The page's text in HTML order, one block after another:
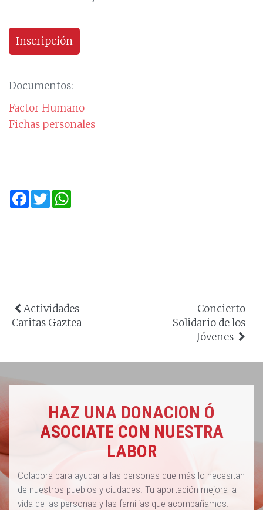
Inscripción
Documentos:
Factor Humano
Fichas personales
Facebook
Twitter
Actividades
Caritas Gaztea
Concierto
Solidario de los
Jóvenes
HAZ UNA DONACION Ó
ASOCIATE CON NUESTRA
LABOR
Colabora para ayudar a las personas que más lo necesitan
de nuestros pueblos y ciudades. Tu aportación mejora la
vida de las personas y las familias que acompañamos.